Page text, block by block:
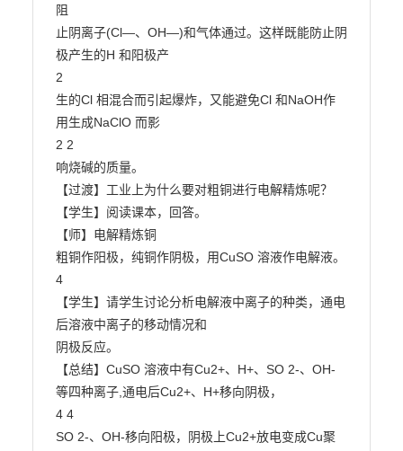
阻
止阴离子(Cl―、OH―)和气体通过。这样既能防止阴
极产生的H 和阳极产
2
生的Cl 相混合而引起爆炸，又能避免Cl 和NaOH作
用生成NaClO 而影
2 2
响烧碱的质量。
【过渡】工业上为什么要对粗铜进行电解精炼呢？
【学生】阅读课本，回答。
【师】电解精炼铜
粗铜作阳极，纯铜作阴极，用CuSO 溶液作电解液。
4
【学生】请学生讨论分析电解液中离子的种类，通电
后溶液中离子的移动情况和
阴极反应。
【总结】CuSO 溶液中有Cu2+、H+、SO 2-、OH-
等四种离子,通电后Cu2+、H+移向阴极，
4 4
SO 2-、OH-移向阳极，阴极上Cu2+放电变成Cu聚